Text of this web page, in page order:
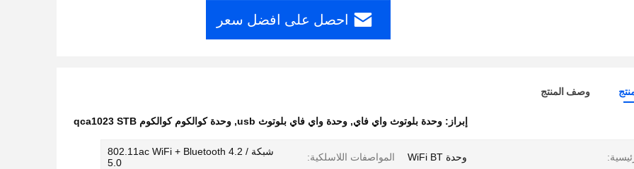
احصل على افضل سعر
وصف المنتج
إبراز: وحدة بلوتوث واي فاي, وحدة واي فاي بلوتوث usb , وحدة كوالكوم كوالكوم qca1023 STB
وحدة WiFi BT المواصفات اللاسلكية:
شبكة 802.11ac WiFi + Bluetooth 4.2 /
5.0